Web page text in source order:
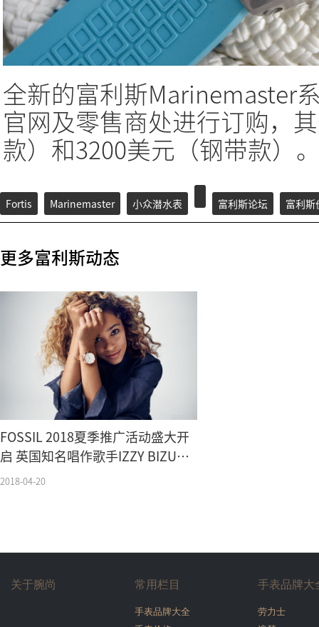
全新的富利斯Marinemaster
官网及零售商处进行订购，
款）和3200美元（钢带款）
Fortis Marinemaster 小众潜水表 富利斯论坛 富利斯
更多富利斯动态
FOSSIL 2018夏季推广活动盛大开
启 英国知名唱作歌手IZZY BIZU倾
情加盟
2018-04-20
关于腕尚 常用栏目
手表品牌大全
手表品牌大
劳力士